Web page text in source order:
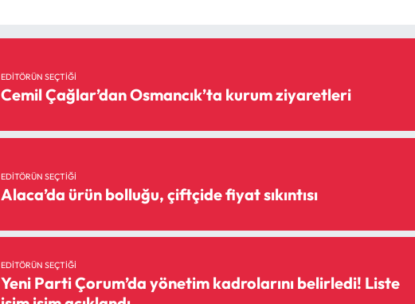
EDITÖRÜN SEÇTIĞI
Cemil Çağlar’dan Osmancık’ta kurum ziyaretleri
EDITÖRÜN SEÇTIĞI
Alaca’da ürün bolluğu, çiftçide fiyat sıkıntısı
EDITÖRÜN SEÇTIĞI
Yeni Parti Çorum’da yönetim kadrolarını belirledi! Liste